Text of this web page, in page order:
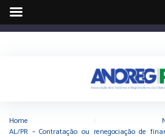
Home
AL/PR – Contratação ou renegociação de